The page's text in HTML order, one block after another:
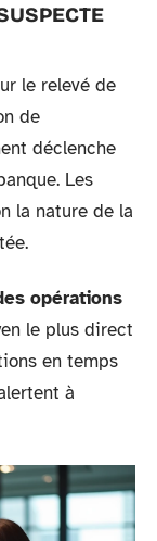
le relevé de
de
déclenche
Les
la nature de la
opérations
le plus direct
en temps
à